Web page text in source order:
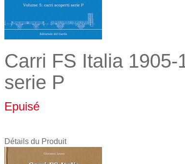
Carri FS Italia
serie P
Epuisé
Détails du Produit